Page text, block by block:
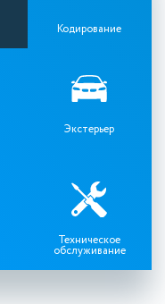
Кодирование
Экстерьер
Техническое
обслуживание